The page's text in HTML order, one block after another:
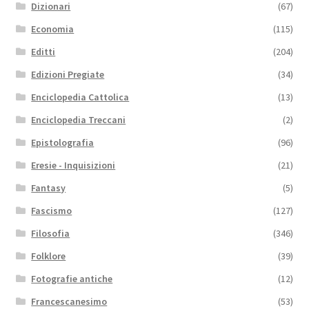
Dizionari
(67)
Economia
(115)
Editti
(204)
Edizioni Pregiate
(34)
Enciclopedia Cattolica
(13)
Enciclopedia Treccani
(2)
Epistolografia
(96)
Eresie - Inquisizioni
(21)
Fantasy
(5)
Fascismo
(127)
Filosofia
(346)
Folklore
(39)
Fotografie antiche
(12)
Francescanesimo
(53)